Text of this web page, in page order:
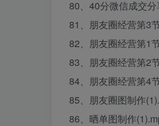
80、40分微信成交
81、朋友圈经营第3
82、朋友圈经营第1
83、朋友圈经营第2
84、朋友圈经营第4
85、朋友圈图制作
86、晒单图制作